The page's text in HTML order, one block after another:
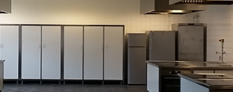
Foto na de verbouwing